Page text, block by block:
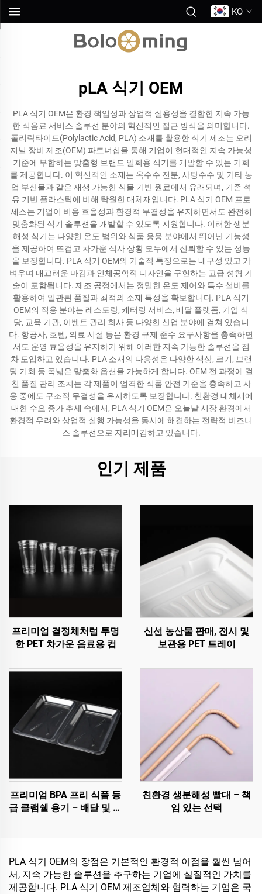
KO
pLA 식기 OEM
PLA 식기 OEM은 환경 책임성과 상업적 실용성을 결합한 지속 가능
한 식음료 서비스 솔루션 분야의 혁신적인 접근 방식을 의미합니다.
폴리락타이드(Polylactic Acid, PLA) 소재를 활용한 식기 제조는 오리
지널 장비 제조(OEM) 파트너십을 통해 기업이 현대적인 지속 가능성
기준에 부합하는 맞춤형 브랜드 일회용 식기를 개발할 수 있는 기회
를 제공합니다. 이 혁신적인 소재는 옥수수 전분, 사탕수수 및 기타 농
업 부산물과 같은 재생 가능한 식물 기반 원료에서 유래되며, 기존 석
유 기반 플라스틱에 비해 탁월한 대체재입니다. PLA 식기 OEM 프로
세스는 기업이 비용 효율성과 환경적 무결성을 유지하면서도 완전히
맞춤화된 식기 솔루션을 개발할 수 있도록 지원합니다. 이러한 생분
해성 식기는 다양한 온도 범위와 식품 응용 분야에서 뛰어난 기능성
을 제공하여 뜨겁고 차가운 식사 상황 모두에서 신뢰할 수 있는 성능
을 보장합니다. PLA 식기 OEM의 기술적 특징으로는 내구성 있고 가
벼우며 매끄러운 마감과 인체공학적 디자인을 구현하는 고급 성형 기
술이 포함됩니다. 제조 공정에서는 정밀한 온도 제어와 특수 설비를
활용하여 일관된 품질과 최적의 소재 특성을 확보합니다. PLA 식기
OEM의 적용 분야는 레스토랑, 캐터링 서비스, 배달 플랫폼, 기업 식
당, 교육 기관, 이벤트 관리 회사 등 다양한 산업 분야에 걸쳐 있습니
다. 항공사, 호텔, 의료 시설 등은 환경 규제 준수 요구사항을 충족하면
서도 운영 효율성을 유지하기 위해 이러한 지속 가능한 솔루션을 점
차 도입하고 있습니다. PLA 소재의 다용성은 다양한 색상, 크기, 브랜
딩 기회 등 폭넓은 맞춤화 옵션을 가능하게 합니다. OEM 전 과정에 걸
친 품질 관리 조치는 각 제품이 엄격한 식품 안전 기준을 충족하고 사
용 중에도 구조적 무결성을 유지하도록 보장합니다. 친환경 대체재에
대한 수요 증가 추세 속에서, PLA 식기 OEM은 오늘날 시장 환경에서
환경적 우려와 상업적 실행 가능성을 동시에 해결하는 전략적 비즈니
스 솔루션으로 자리매김하고 있습니다.
인기 제품
프리미엄 결정체처럼 투명
한 PET 차가운 음료용 컵
신선 농산물 판매, 전시 및
보관용 PET 트레이
프리미엄 BPA 프리 식품 등
급 클램쉘 용기 – 배달 및 식
친환경 생분해성 빨대 – 책
임 있는 선택
PLA 식기 OEM의 장점은 기본적인 환경적 이점을 훨씬 넘어
서, 지속 가능한 솔루션을 추구하는 기업에 실질적인 가치를
제공합니다. PLA 식기 OEM 제조업체와 협력하는 기업은 국